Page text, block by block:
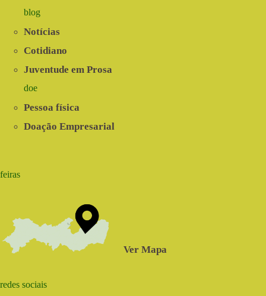
blog
Notícias
Cotidiano
Juventude em Prosa
doe
Pessoa física
Doação Empresarial
feiras
Ver Mapa
redes sociais